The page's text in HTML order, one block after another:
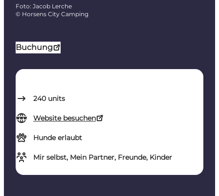
Buchung
240 units
Website besuchen
Hunde erlaubt
Mir selbst, Mein Partner, Freunde, Kinder
Foto: Jacob Lerche
© Horsens City Camping